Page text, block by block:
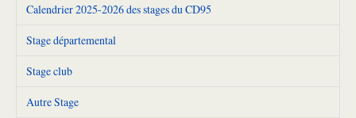
Calendrier 2025-2026 des stages du CD95
Stage départemental
Stage club
Autre Stage